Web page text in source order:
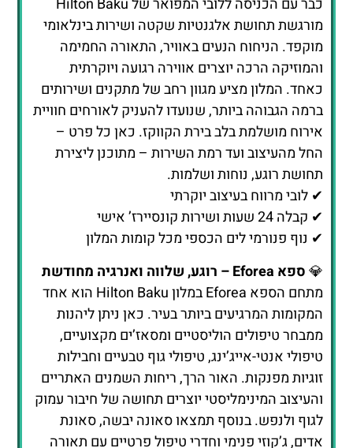
אירוח מושלמת בלב בירת הקווקז. כאן כל פרט –
החל מהעיצוב ועד רמת השירות – מתוכנן ליצירת
תחושת רוגע, נוחות ושלמות.
✔ לובי מרווח בעיצוב יוקרתי
✔ קבלה 24 שעות ושירות קונסיירז’ אישי
✔ נוף פנורמי לים הכספי מכל קומות המלון
💎ספא Eforea – רוגע, שלווה ואנרגיה מחודשת
המקומות המרגיעים ביותר בעיר. כאן ניתן ליהנות
ממבחר טיפולים הוליסטיים ומסאז’ים מקצועיים,
טיפולי אנטי-אייג’ינג, טיפולי גוף טבעיים וחבילות
והעיצוב המינימליסטי יוצרים תחושה של חיבור עמוק
לגוף ולנפש. בנוסף תמצאו סאונה יבשה, סאונת
אדים, ג’קוזי פנימי וחדרי טיפול פרטיים עם תאורה
רכה ומוזיקה שלווה.
✔ טיפולי מסאז’ יוקרתיים בהתאמה אישית
✔ חבילות ספא זוגיות
✔ סאונה, חמאם טורקי וג’קוזי מחומם
✔ טיפולי פנים וקוסמטיקה טבעית